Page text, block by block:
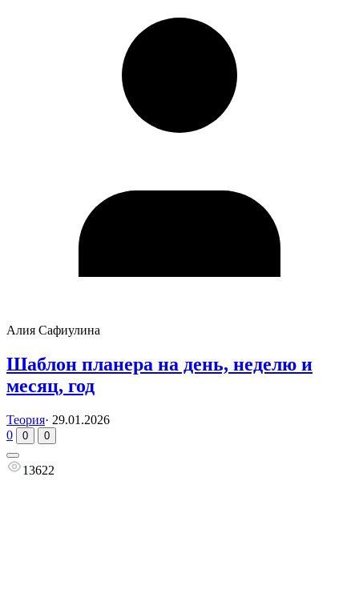
Алия Сафиулина
Шаблон планера на день, неделю и
месяц, год
Теория· 29.01.2026
0
0 0
13622